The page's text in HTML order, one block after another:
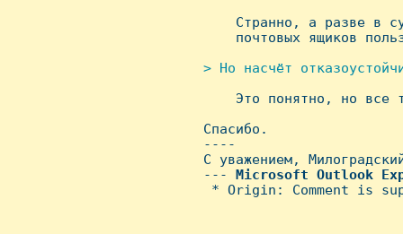
Странно, а разве в
почтовых ящиков
> Hо насчёт
Это понятно, но все
Спасибо.
----
С уважением,
--- Microsoft Outlook
* Origin: Comment is